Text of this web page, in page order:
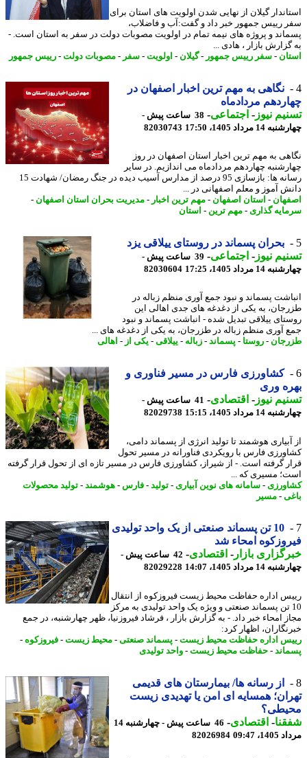
گیلان از نهایی شدن اولویت های استان برای
رییس جمهور خبر داد و گفت:آب و فاضلاب،
و پروژه های نیمه تمام در اولویت مصوبات دولت در سفر به استان است. -
بازار ، هادی ...
-سفر رییس جمهور-گیلان-اولویت-سفر-مصوبات دولت-رییس جمهور
نگاهی به مهم ترین اخبار اصفهان در
مردادماه
نیوز-اجتماعی-
38 ساعت پیش -
مرداد 1405، 17:50
82030743
به مهم ترین اخبار استان اصفهان در روز
چهاردهم مردادماه می اندازیم. در سایر
رسانه ها: بازسازی 95 درصد از مدارس آسیب دیده در جنگ رمضان/ شهادت 15
آموز و معلم اصفهانی در ...
-استان اصفهان-مهم ترین اخبار -مدیریت بحران استان اصفهان-
گذاری- مهم ترین- استان
بحران پسماند در روستای ییلاقی یزد
نیوز-اجتماعی-
39 ساعت پیش -
مرداد 1405، 17:25
82030604
پسماند و نبود جمع آوری منظم زباله در
به یکی از دغدغه های جدی اهالی این
ییلاقی تبدیل شده - انباشت پسماند و نبود
آوری منظم زباله در طزرجان، به یکی از دغدغه های ...
-روستا-پسماند-زباله-ییلاقی-یکی از-اهالی
کشاورزی فارس در مسیر فناوری و
وری
نیوز-اقتصادی-
41 ساعت پیش -
مرداد 1405، 15:15
82029738
هوشمند تا تولید انرژی از پسماند دامی،
فارس با رویکردی فناورانه در مسیر تحول
گرفته است. - از شیراز، کشاورزی فارس در مسیر تازه ای از تحول قرار گرفته
مسیری که ...
- سامانه های نوین آبیاری- تولید-فارس-هوشمند-تولید محصولات
-مسیر
10 تن پسماند صنعتی از یک واحد تولیدی
امحاء شد
بازار- اقتصادی-
42 ساعت پیش -
مرداد 1405، 14:07
82029228
اداره حفاظت محیط زیست فیروزکوه از انتقال
تن پسماند صنعتی و ویژه یک واحد تولیدی به مرکز
امحاء خبر داد. - به گزارش بازار ، فرشاد فیروزنیا، ظهر چهارشنبه، در جمع
اظهار کرد:
اداره حفاظت محیط زیست-پسماند صنعتی-محیط زیست-فیروزکوه -
-حفاظت محیط زیست-واحد تولیدی
از رسانه ها/ بیمارستان های قدیمی
همسایه ای امن یا تهدیدی زیست
-اقتصادی-
46 ساعت پیش - چهارشنبه 14
09:47
82026984